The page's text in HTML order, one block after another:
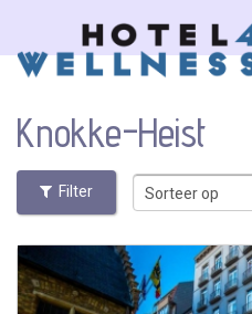
Knokke-Heist
Filter